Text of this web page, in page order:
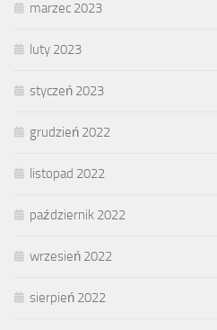
marzec 2023
luty 2023
styczeń 2023
grudzień 2022
listopad 2022
październik 2022
wrzesień 2022
sierpień 2022